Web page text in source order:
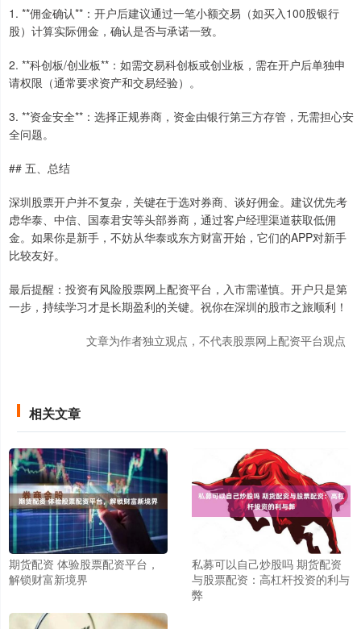
1. **佣金确认**：开户后建议通过一笔小额交易（如买入100股银行
股）计算实际佣金，确认是否与承诺一致。
2. **科创板/创业板**：如需交易科创板或创业板，需在开户后单独申
请权限（通常要求资产和交易经验）。
3. **资金安全**：选择正规券商，资金由银行第三方存管，无需担心安
全问题。
## 五、总结
深圳股票开户并不复杂，关键在于选对券商、谈好佣金。建议优先考
虑华泰、中信、国泰君安等头部券商，通过客户经理渠道获取低佣
金。如果你是新手，不妨从华泰或东方财富开始，它们的APP对新手
比较友好。
最后提醒：投资有风险股票网上配资平台，入市需谨慎。开户只是第
一步，持续学习才是长期盈利的关键。祝你在深圳的股市之旅顺利！
文章为作者独立观点，不代表股票网上配资平台观点
相关文章
期货配资 体验股票配资平台，
解锁财富新境界
私募可以自己炒股吗 期货配资
与股票配资：高杠杆投资的利与
弊